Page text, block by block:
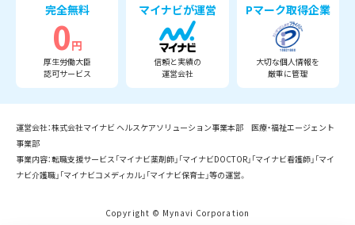
完全無料
0円
厚生労働大臣
認可サービス
マイナビが運営
信頼と実績の
運営会社
Pマーク取得企業
大切な個人情報を
厳重に管理
運営会社：株式会社マイナビ ヘルスケアソリューション事業本部 医療・福祉エージェント
事業部
事業内容：転職支援サービス「マイナビ薬剤師」「マイナビDOCTOR」「マイナビ看護師」「マイ
ナビ介護職」「マイナビコメディカル」「マイナビ保育士」等の運営。
Copyright © Mynavi Corporation